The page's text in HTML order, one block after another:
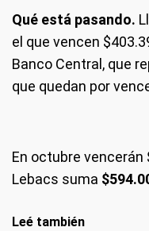
Qué está pasando.
el que vencen
Banco Central, que
que quedan por
En octubre
Lebacs suma
Leé también